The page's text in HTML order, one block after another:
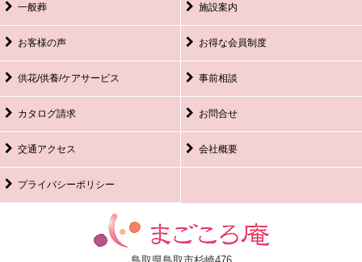
一般葬 施設案内
お客様の声 お得な会員制度
供花/供養/ケアサービス 事前相談
カタログ請求 お問合せ
交通アクセス 会社概要
プライバシーポリシー